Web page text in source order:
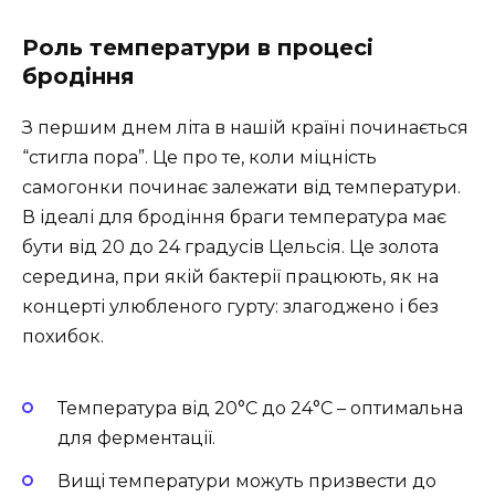
Роль температури в процесі
бродіння
З першим днем літа в нашій країні починається
“стигла пора”. Це про те, коли міцність
самогонки починає залежати від температури.
В ідеалі для бродіння браги температура має
бути від 20 до 24 градусів Цельсія. Це золота
середина, при якій бактерії працюють, як на
концерті улюбленого гурту: злагоджено і без
похибок.
Температура від 20°C до 24°C – оптимальна
для ферментації.
Вищі температури можуть призвести до